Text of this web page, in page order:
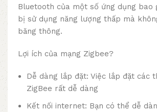
Bluetooth của một số ứng dụng bao
bị sử dụng năng lượng thấp mà
băng thông.
Lợi ích của mạng Zigbee?
Dễ dàng lắp đặt: Việc lắp đặt các
ZigBee rất dễ dàng
Kết nối internet: Bạn có thể dễ